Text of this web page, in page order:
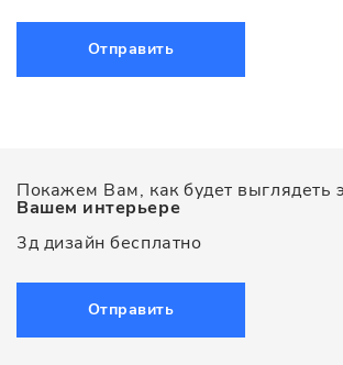
Отправить
Покажем Вам, как будет выглядеть
Вашем интерьере
3д дизайн бесплатно
Отправить